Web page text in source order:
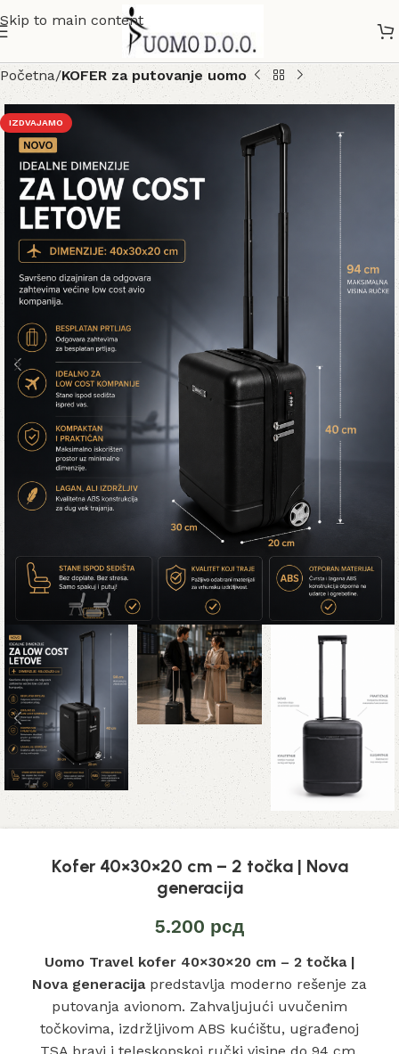
Skip to main content
Početna KOFER za putovanje uomo
IZDVAJAMO
Kofer 40×30×20 cm – 2 točka | Nova
generacija
5.200 рсд
Uomo Travel kofer 40×30×20 cm – 2 točka |
Nova generacijapredstavlja moderno rešenje za
putovanja avionom. Zahvaljujući uvučenim
točkovima, izdržljivom ABS kućištu, ugrađenoj